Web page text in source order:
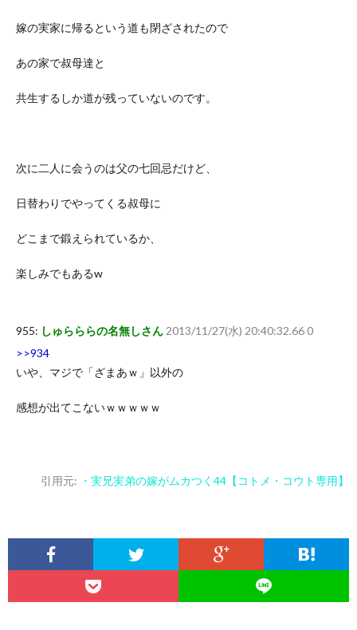
嫁の実家に帰るという道も閉ざされたので
あの家で叔母達と
共生するしか道が残っていないのです。
次に二人に会うのは父の七回忌だけど、
日替わりでやってくる叔母に
どこまで鍛えられているか、
楽しみでもあるw
955: しゅらららの名無しさん 2013/11/27(水) 20:40:32.66 0
>>934
いや、マジで「ざまあｗ」以外の
感想が出てこないｗｗｗｗｗ
引用元: ・実兄実弟の嫁がムカつく44【コトメ・コウト専用】